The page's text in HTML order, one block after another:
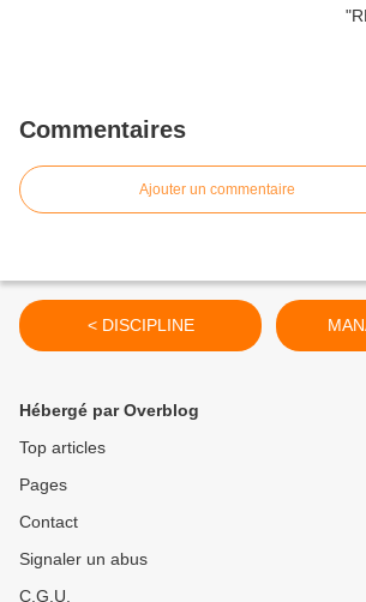
Commentaires
Ajouter un commentaire
< DISCIPLINE
Hébergé par Overblog
Top articles
Pages
Contact
Signaler un abus
C.G.U.